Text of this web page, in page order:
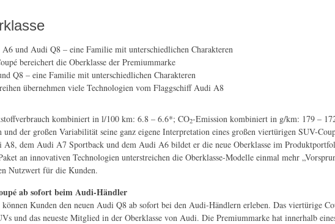
und Audi Q8 – eine Familie mit unterschiedlichen Charakteren
bereichert die Oberklasse der Premiummarke
Q8 – eine Familie mit unterschiedlichen Charakteren
übernehmen viele Technologien vom Flaggschiff Audi A8
kombiniert in l/100 km: 6.8 – 6.6*; CO2-Emission kombiniert in g/km: 179 –
und der großen Variabilität seine ganz eigene Interpretation eines großen viertürigen SUV-
A8, dem Audi A7 Sportback und dem Audi A6 bildet er die neue Oberklasse im
an innovativen Technologien unterstreichen die Oberklasse-Modelle einmal mehr
Nutzwert für die Kunden.
ab sofort beim Audi-Händler
Kunden den neuen Audi Q8 ab sofort bei den Audi-Händlern erleben. Das viertürige
und das neueste Mitglied in der Oberklasse von Audi. Die Premiummarke hat innerhalb